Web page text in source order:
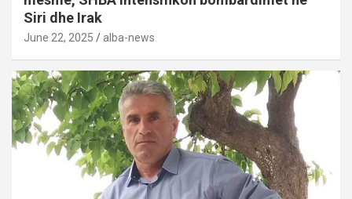
Siri dhe Irak
June 22, 2025 alba-news